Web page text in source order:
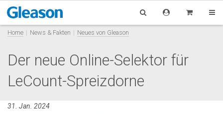
Home News & Fakten Neues von Gleason
Der neue Online-Selektor für
LeCount-Spreizdorne
31. Jan. 2024